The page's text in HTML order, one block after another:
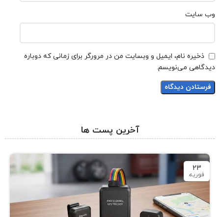
وب‌ سایت
ذخیره نام، ایمیل و وبسایت من در مرورگر برای زمانی که دوباره
دیدگاهی می‌نویسم.
آخرین پست ها
23
فوریه